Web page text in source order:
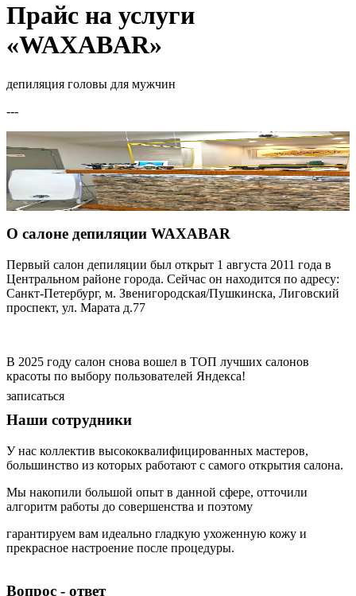
Прайс на услуги
«WAXABAR»
депиляция головы для мужчин
---
О салоне депиляции WAXABAR
Первый салон депиляции был открыт 1 августа 2011 года в
Центральном районе города. Сейчас он находится по адресу:
Санкт-Петербург, м. Звенигородская/Пушкинска, Лиговский
проспект, ул. Марата д.77
В 2025 году салон снова вошел в ТОП лучших салонов
красоты по выбору пользователей Яндекса!
записаться
Наши сотрудники
У нас коллектив высококвалифицированных мастеров,
большинство из которых работают с самого открытия салона.
Мы накопили большой опыт в данной сфере, отточили
алгоритм работы до совершенства и поэтому
гарантируем вам идеально гладкую ухоженную кожу и
прекрасное настроение после процедуры.
Вопрос - ответ